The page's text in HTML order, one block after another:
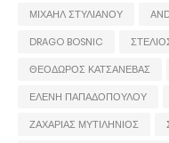
ΜΙΧΑΗΛ ΣΤΥΛΙΑΝΟΥ
DRAGO BOSNIC
ΘΕΟΔΩΡΟΣ ΚΑΤΣΑΝΕΒΑΣ
ΕΛΕΝΗ ΠΑΠΑΔΟΠΟΥΛΟΥ
ΖΑΧΑΡΙΑΣ ΜΥΤΙΛΗΝΙΟΣ